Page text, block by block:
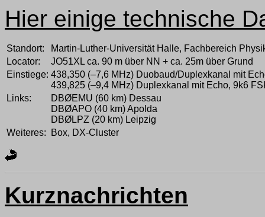
Hier einige technische
Standort:
Martin-Luther-Universität Halle, Fachbereich
Locator:
JO51XL ca. 90 m über NN + ca. 25m über Grund
Einstiege: 438,350 (–7,6 MHz) Duobaud/Duplexkanal mit
439,825 (–9,4 MHz) Duplexkanal mit Echo, 9k6
Links:
DBØEMU (60 km) Dessau
DBØAPO (40 km) Apolda
DBØLPZ (20 km) Leipzig
Weiteres:
Box, DX-Cluster
Kurznachrichten